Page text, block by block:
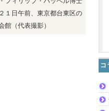
１日午前、東京都台東区の
館（代表撮影）
コ